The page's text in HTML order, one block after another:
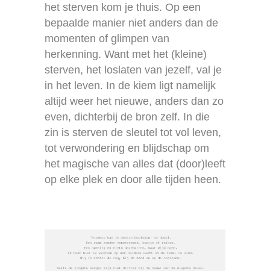
het sterven kom je thuis. Op een
bepaalde manier niet anders dan de
momenten of glimpen van
herkenning. Want met het (kleine)
sterven, het loslaten van jezelf, val je
in het leven. In de kiem ligt namelijk
altijd weer het nieuwe, anders dan zo
even, dichterbij de bron zelf. In die
zin is sterven de sleutel tot vol leven,
tot verwondering en blijdschap om
het magische van alles dat (door)leeft
op elke plek en door alle tijden heen.